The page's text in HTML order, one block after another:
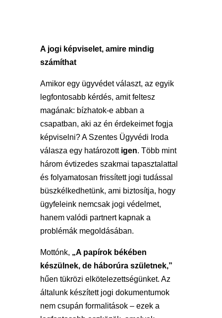
A jogi képviselet, amire mindig
számíthat
Amikor egy ügyvédet választ, az egyik
legfontosabb kérdés, amit feltesz
magának: bízhatok-e abban a
csapatban, aki az én érdekeimet fogja
képviselni? A Szentes Ügyvédi Iroda
válasza egy határozott igen. Több mint
három évtizedes szakmai tapasztalattal
és folyamatosan frissített jogi tudással
büszkélkedhetünk, ami biztosítja, hogy
ügyfeleink nemcsak jogi védelmet,
hanem valódi partnert kapnak a
problémák megoldásában.
Mottónk, „A papírok békében
készülnek, de háborúra születnek,”
hűen tükrözi elkötelezettségünket. Az
általunk készített jogi dokumentumok
nem csupán formalitások – ezek a